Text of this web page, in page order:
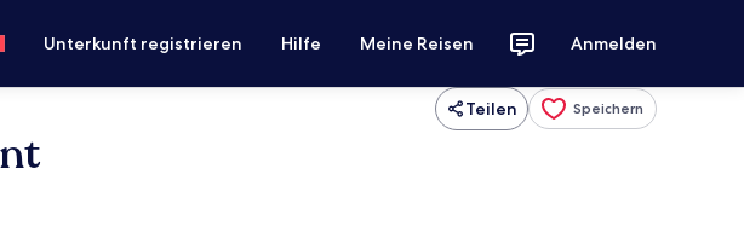
Unterkunft registrieren Hilfe Meine Reisen Anmelden
Teilen Speichern